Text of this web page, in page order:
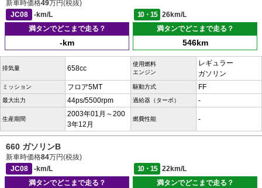
新車時価格49万円(税抜)
JC08
-km/L 10・15
26km/L
満タンでどこまで走る？
-km
満タンでどこまで走る？
546km
排気量 658cc
使用燃料
エンジン
レギュラー
ガソリン
ミッション フロア5MT 駆動方式 FF
最大出力 44ps/5500rpm 過給器（ターボ） -
生産期間
2003年01月～200
3年12月
燃費性能 -
660 ガソリンB
新車時価格84万円(税抜)
JC08
-km/L 10・15
22km/L
満タンでどこまで走る？
満タンでどこまで走る？